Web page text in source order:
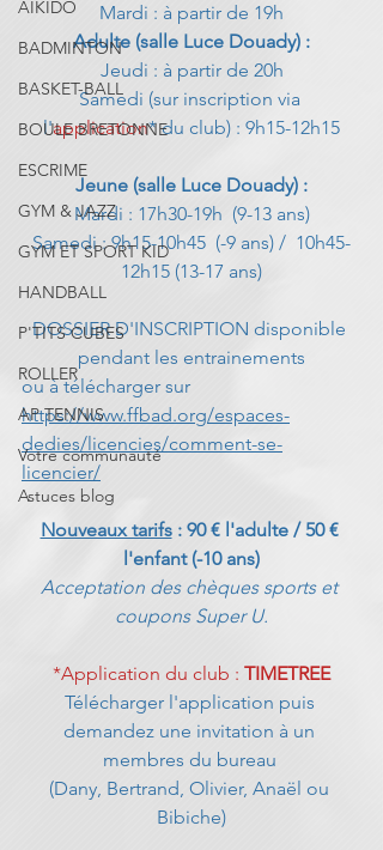
AIKIDO
BADMINTON
BASKET-BALL
BOULE BRETONNE
ESCRIME
GYM & JAZZ
GYM ET SPORT KID
HANDBALL
P'TITS CUBES
ROLLER
AP TENNIS
Votre communauté
Astuces blog
Mardi : à partir de 19h
Adulte (salle Luce Douady) :
Jeudi : à partir de 20h
Samedi (sur inscription via
l'application* du club) : 9h15-12h15
Jeune (salle Luce Douady) :
Mardi : 17h30-19h  (9-13 ans)
Samedi : 9h15-10h45  (-9 ans) /  10h45-
12h15 (13-17 ans)
DOSSIER D'INSCRIPTION disponible
pendant les entrainements
ou à télécharger sur
https://www.ffbad.org/espaces-
dedies/licencies/comment-se-
licencier/
Nouveaux tarifs : 90 € l'adulte / 50 €
l'enfant (-10 ans)
Acceptation des chèques sports et
coupons Super U.
*Application du club : TIMETREE
Télécharger l'application puis
demandez une invitation à un
membres du bureau
(Dany, Bertrand, Olivier, Anaël ou
Bibiche)